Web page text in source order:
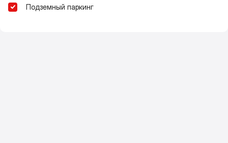
Подземный паркинг